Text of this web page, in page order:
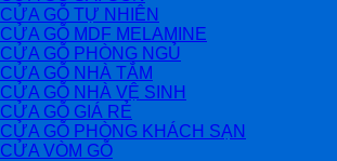
CỬA GỖ TỰ NHIÊN
CỬA GỖ MDF MELAMINE
CỬA GỖ PHÒNG NGỦ
CỬA GỖ NHÀ TẮM
CỬA GỖ NHÀ VỆ SINH
CỬA GỖ GIÁ RẺ
CỬA GỖ PHÒNG KHÁCH SẠN
CỬA VÒM GỖ